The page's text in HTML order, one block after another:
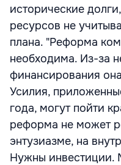
исторические
ресурсов не
плана. "Реформа
необходима. Из-за
финансирования
Усилия,
года, могут пойти
реформа не может
энтузиазме, на
Нужны